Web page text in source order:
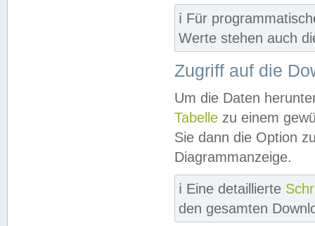
ℹ️ Für
Werte stehen auch
Zugriff auf die
Um die Daten
Tabelle zu einem
Sie dann die Option
Diagrammanzeige.
ℹ️ Eine detaillierte
den gesamten